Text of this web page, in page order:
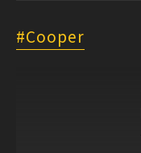
Cooper